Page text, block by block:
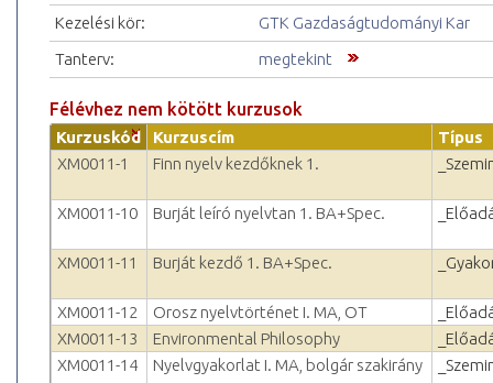
Kezelési kör:
GTK Gazdaságtudományi Kar
Tanterv:
megtekint
Félévhez nem kötött kurzusok
Kurzuskód Kurzuscím
Típus
XM0011-1
Finn nyelv kezdőknek 1.
XM0011-10 Burját leíró nyelvtan 1. BA+Spec.
XM0011-11 Burját kezdő 1. BA+Spec.
XM0011-12 Orosz nyelvtörténet I. MA, OT
XM0011-13
Environmental Philosophy
XM0011-14
Nyelvgyakorlat I. MA, bolgár szakirány